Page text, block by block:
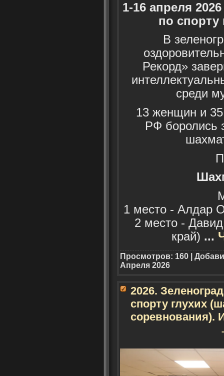
1-16 апреля
по спорту
В
Рекорд»
среди
13 женщин и
РФ боролись
1 место - Алдар
2 место -
край) ...
Просмотров: 160 |
Апреля 2026
2026.
спорту глухих
соревнования).